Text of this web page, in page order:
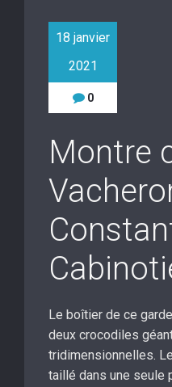
18 janvier
2021
0
Montre
Le boîtier de ce
deux crocodiles
tridimensionnelles.
taillé dans une seule